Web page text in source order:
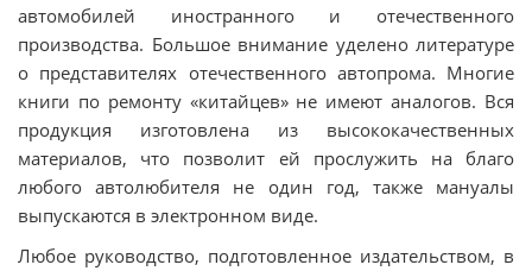
автомобилей иностранного и отечественного
производства. Большое внимание уделено литературе
о представителях отечественного автопрома. Многие
книги по ремонту «китайцев» не имеют аналогов. Вся
продукция изготовлена из высококачественных
материалов, что позволит ей прослужить на благо
любого автолюбителя не один год, также мануалы
выпускаются в электронном виде.
Любое руководство, подготовленное издательством, в